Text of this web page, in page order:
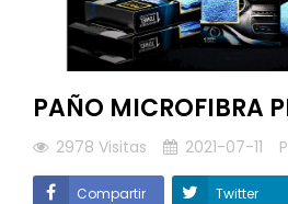
PAÑO MICROFIBRA
2978 Visitas 2021-07-11
Compartir Twitter